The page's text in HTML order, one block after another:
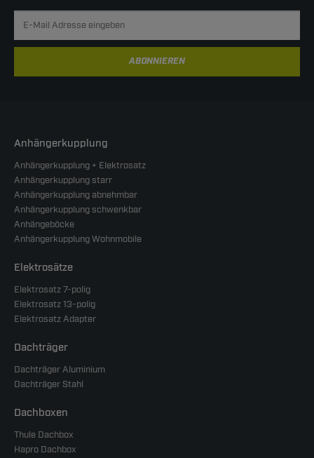
ABONNIEREN
Anhängerkupplung
Anhängerkupplung + Elektrosatz
Anhängerkupplung starr
Anhängerkupplung abnehmbar
Anhängerkupplung schwenkbar
Anhängeböcke
Anhängerkupplung Wohnmobile
Elektrosätze
Elektrosatz 7-polig
Elektrosatz 13-polig
Elektrosatz Adapter
Dachträger
Dachträger Aluminium
Dachträger Stahl
Dachboxen
Thule Dachbox
Hapro Dachbox